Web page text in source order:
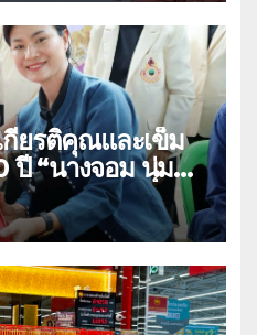
ยรติคุณและเข็ม
ม
าง อำเภอเมือง